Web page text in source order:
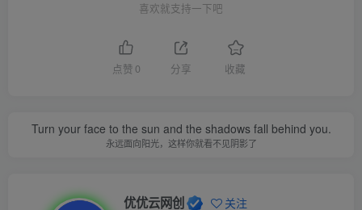
喜欢就支持一下吧
点赞 0 分享 收藏
Turn your face to the sun and the shadows fall behind you.
永远面向阳光，这样你就看不见阴影了
优优云网创 关注